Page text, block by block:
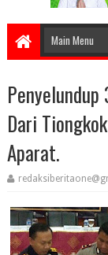
Dari
Aparat.